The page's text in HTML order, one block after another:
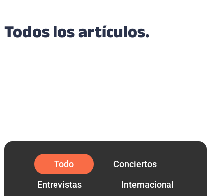
Todos los artículos.
Conciertos
Entrevistas
Internacional
Todo